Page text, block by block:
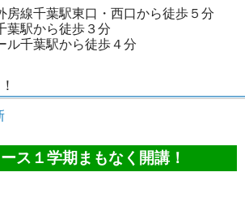
房線千葉駅東口・西口から徒歩５分
葉駅から徒歩３分
ル千葉駅から徒歩４分
ス１学期まもなく開講！